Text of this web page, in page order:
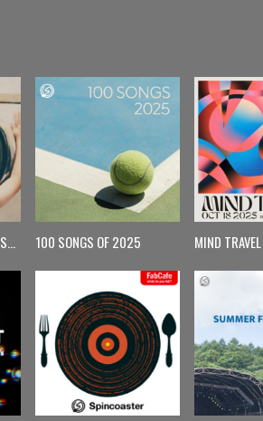
【月曜更新】Monday Spin 100 SONGS OF 2025 MIND TRAVEL